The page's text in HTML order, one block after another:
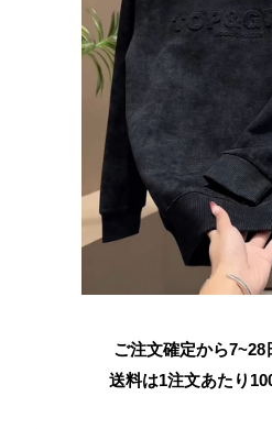
ご注文確定から7~28
送料は1注文あたり